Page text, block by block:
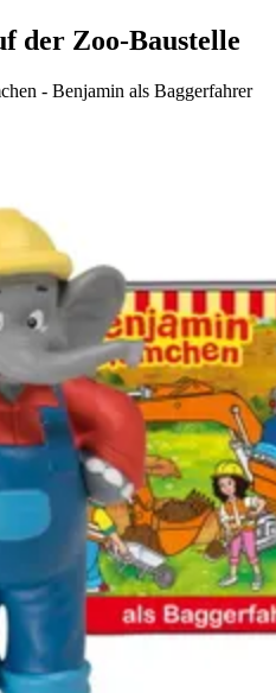
der Zoo-Baustelle
- Benjamin als Baggerfahrer